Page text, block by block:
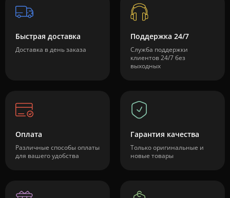
Быстрая доставка
Доставка в день заказа
Поддержка 24/7
Служба поддержки
клиентов 24/7 без
выходных
Оплата
Различные способы оплаты
для вашего удобства
Гарантия качества
Только оригинальные и
новые товары